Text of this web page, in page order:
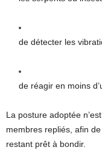
de détecter les
de réagir en moins
La posture adoptée
membres repliés, afin
restant prêt à bondir.